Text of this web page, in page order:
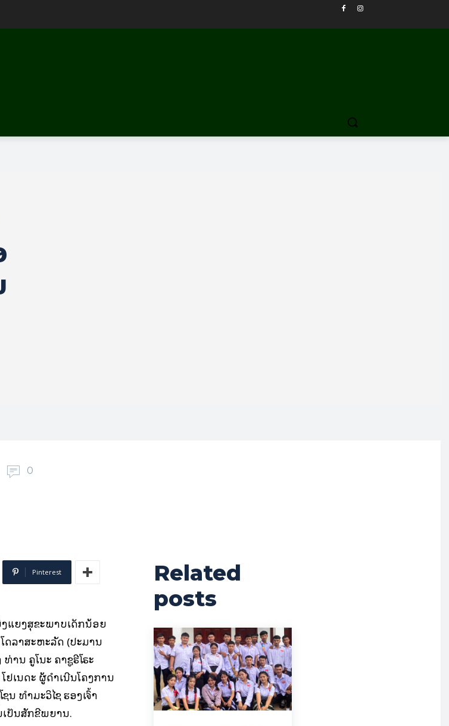
0
Pinterest
ແຍງສຸຂະພາບເດັກນ້ອຍ
ດລາສະຫະລັດ (ປະມານ
ນ ຄູໂນະ ຄາຊູຮີໂຣະ
ເນດະ ຜູ້ດໍາເນີນໂຄງການ
ທໍາມະວິໄຊ ຮອງເຈົ້າ
ປັນສັກຂີພິຍານ.
Related
posts